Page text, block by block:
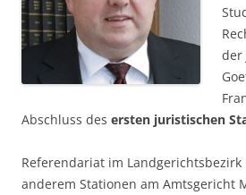
der
Abschluss des ersten juristischen
Referendariat im
anderem Stationen am Amtsgericht